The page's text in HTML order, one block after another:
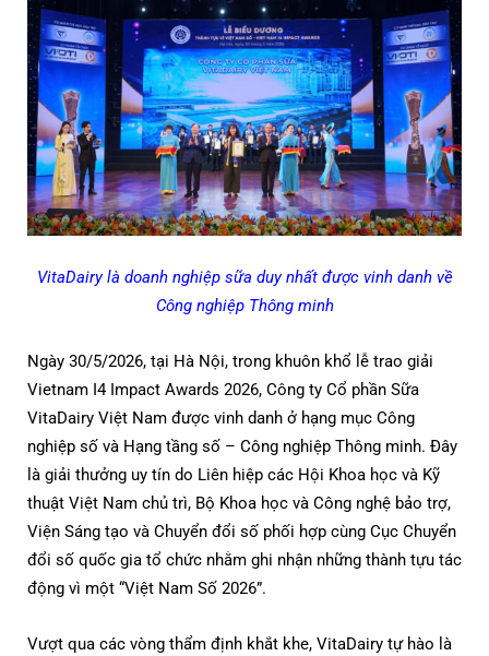
VitaDairy là doanh nghiệp sữa duy nhất được vinh danh về
Công nghiệp Thông minh
Ngày 30/5/2026, tại Hà Nội, trong khuôn khổ lễ trao giải
Vietnam I4 Impact Awards 2026, Công ty Cổ phần Sữa
VitaDairy Việt Nam được vinh danh ở hạng mục Công
nghiệp số và Hạng tầng số – Công nghiệp Thông minh. Đây
là giải thưởng uy tín do Liên hiệp các Hội Khoa học và Kỹ
thuật Việt Nam chủ trì, Bộ Khoa học và Công nghệ bảo trợ,
Viện Sáng tạo và Chuyển đổi số phối hợp cùng Cục Chuyển
đổi số quốc gia tổ chức nhằm ghi nhận những thành tựu tác
động vì một “Việt Nam Số 2026”.
Vượt qua các vòng thẩm định khắt khe, VitaDairy tự hào là